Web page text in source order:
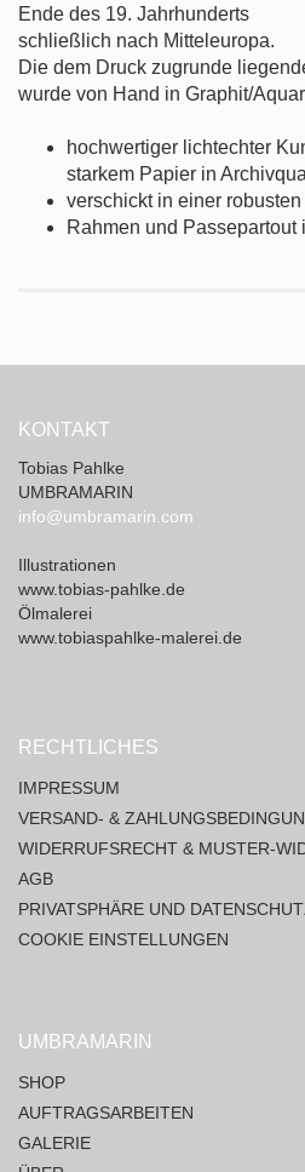
Ende des 19. Jahrhunderts
schließlich nach Mitteleuropa.
Die dem Druck zugrunde
wurde von Hand in Graphit/
hochwertiger lichtechter
starkem Papier in
verschickt in einer
Rahmen und Passepartout
KONTAKT
Tobias Pahlke
UMBRAMARIN
info@umbramarin.com
Illustrationen
www.tobias-pahlke.de
Ölmalerei
www.tobiaspahlke-malerei.de
RECHTLICHES
IMPRESSUM
VERSAND- &
WIDERRUFSRECHT & MUSTER-
AGB
PRIVATSPHÄRE UND
COOKIE EINSTELLUNGEN
UMBRAMARIN
SHOP
AUFTRAGSARBEITEN
GALERIE